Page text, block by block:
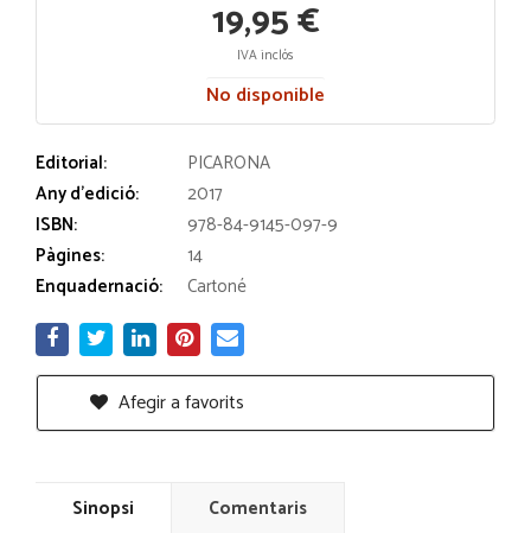
19,95 €
IVA inclós
No disponible
Editorial:
PICARONA
Any d'edició:
2017
ISBN:
978-84-9145-097-9
Pàgines:
14
Enquadernació:
Cartoné
Afegir a favorits
Sinopsi Comentaris